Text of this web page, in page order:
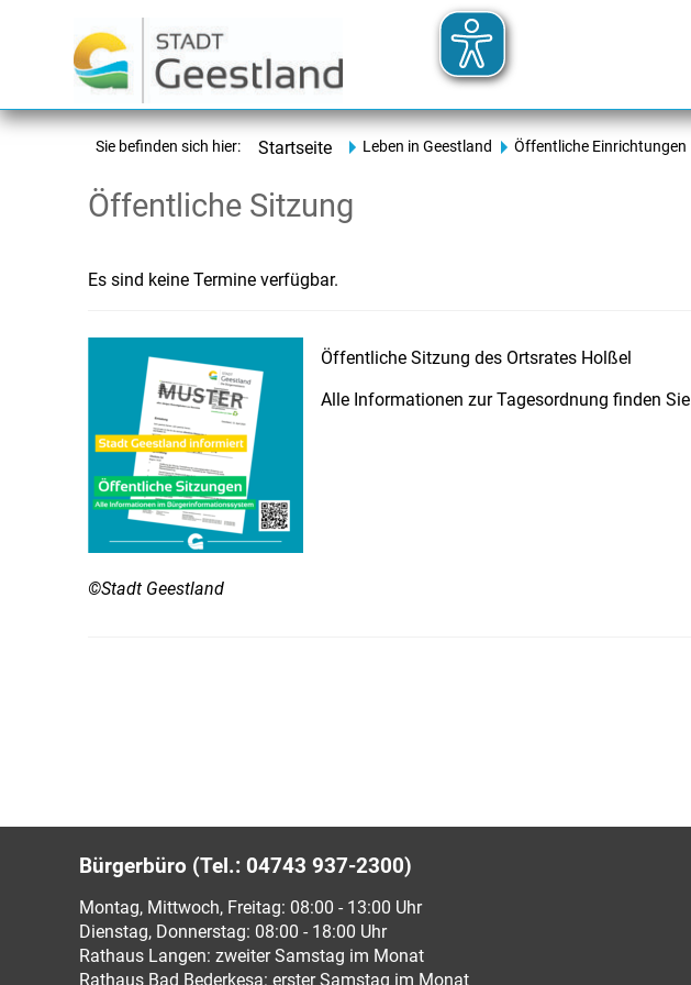
Sie befinden sich hier: Startseite Leben in Geestland Öffentliche Einrichtungen
Öffentliche Sitzung
Es sind keine Termine verfügbar.
©Stadt Geestland
Öffentliche Sitzung des Ortsrates Holßel
Alle Informationen zur Tagesordnung finden Sie
Bürgerbüro (Tel.: 04743 937-2300)
Montag, Mittwoch, Freitag: 08:00 - 13:00 Uhr
Dienstag, Donnerstag: 08:00 - 18:00 Uhr
Rathaus Langen: zweiter Samstag im Monat
Rathaus Bad Bederkesa: erster Samstag im Monat